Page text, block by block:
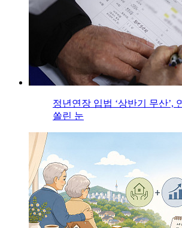
정년연장 입법 ‘상반기 무산’,
쏠린 눈